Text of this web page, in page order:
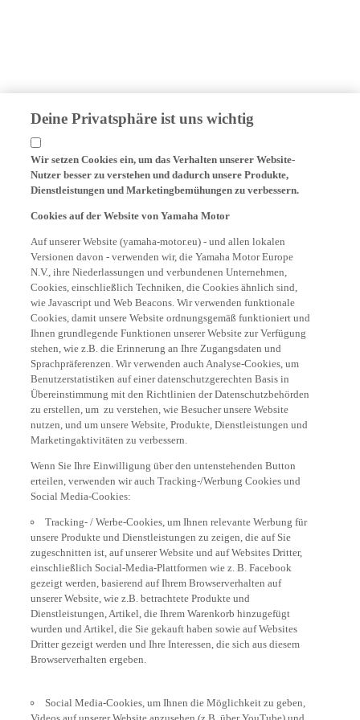
Deine Privatsphäre ist uns wichtig
Nutzer besser zu verstehen und dadurch unsere Produkte,
Dienstleistungen und Marketingbemühungen zu verbessern.
Versionen davon - verwenden wir, die Yamaha Motor Europe
N.V., ihre Niederlassungen und verbundenen Unternehmen,
Cookies, einschließlich Techniken, die Cookies ähnlich sind,
wie Javascript und Web Beacons. Wir verwenden funktionale
Cookies, damit unsere Website ordnungsgemäß funktioniert und
Ihnen grundlegende Funktionen unserer Website zur Verfügung
stehen, wie z.B. die Erinnerung an Ihre Zugangsdaten und
Sprachpräferenzen. Wir verwenden auch Analyse-Cookies, um
Benutzerstatistiken auf einer datenschutzgerechten Basis in
Übereinstimmung mit den Richtlinien der Datenschutzbehörden
zu erstellen, um zu verstehen, wie Besucher unsere Website
nutzen, und um unsere Website, Produkte, Dienstleistungen und
Marketingaktivitäten zu verbessern.
erteilen, verwenden wir auch Tracking-/Werbung Cookies und
Social Media-Cookies:
unsere Produkte und Dienstleistungen zu zeigen, die auf Sie
zugeschnitten ist, auf unserer Website und auf Websites Dritter,
einschließlich Social-Media-Plattformen wie z. B. Facebook
unserer Website, wie z.B. betrachtete Produkte und
Dienstleistungen, Artikel, die Ihrem Warenkorb hinzugefügt
wurden und Artikel, die Sie gekauft haben sowie auf Websites
Dritter gezeigt werden und Ihre Interessen, die sich aus diesem
Browserverhalten ergeben.
Videos auf unserer Website anzusehen (z.B. über YouTube) und